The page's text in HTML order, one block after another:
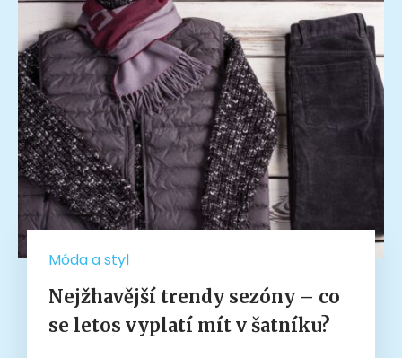
Móda a styl
Nejžhavější trendy sezóny – co
se letos vyplatí mít v šatníku?